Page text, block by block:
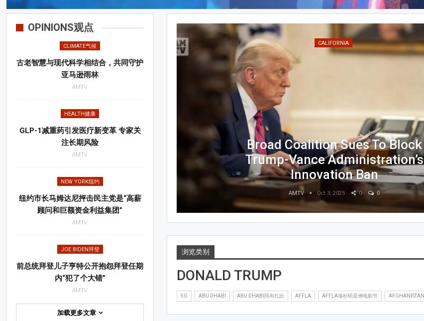
CALIFORNIA
Broad Coalition Sues To Block
Trump-Vance Administration’s
Innovation Ban
AMTV Oct 3, 2025 0 0
浏览类别
DONALD TRUMP
5G ABU DHABI ABU DHABI阿布扎比 AFFLA AFFLA洛杉矶亚洲电影节 AFGHANISTAN
OPINIONS观点
CLIMATE气候
古老智慧与现代科学相结合，共同守护
亚马逊雨林
AMTV
HEALTH健康
GLP-1减重药引发医疗新变革 专家关
注长期风险
AMTV
NEW YORK纽约
纽约市长马姆达尼抨击民主党是“高薪
顾问和巨额资金利益集团”
AMTV
JOE BIDEN拜登
前总统拜登儿子亨特公开抱怨拜登任期
内“犯了个大错”
AMTV
加载更多文章